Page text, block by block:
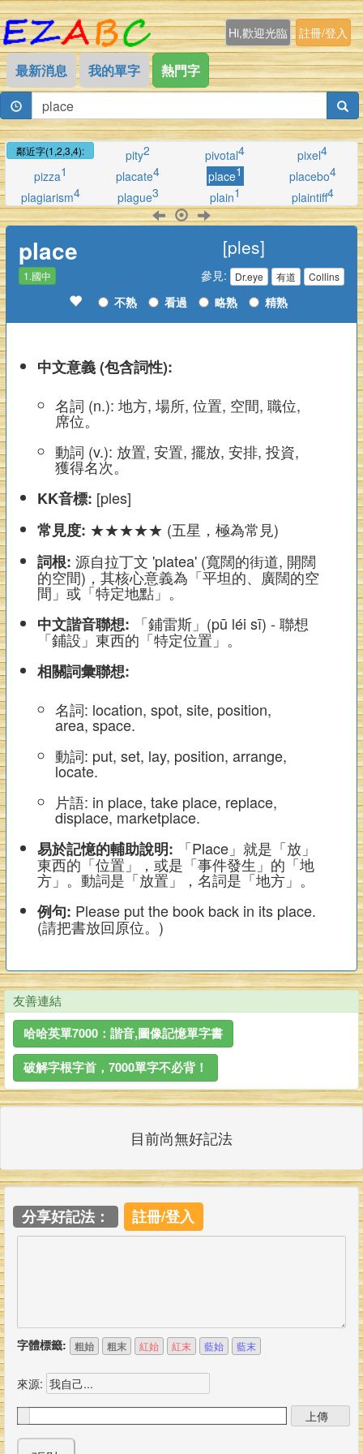
Hi,歡迎光臨 註冊/登入
最新消息 我的單字 熱門字
鄰近字(1,2,3,4): pity2 pivotal4 pixel4
pizza1 placate4 place1 placebo4
plagiarism4 plague3 plain1 plaintiff4
place [ples]
1.國中 參見: Dr.eye 有道 Collins
不熟 看過 略熟 精熟
中文意義 (包含詞性):
名詞 (n.): 地方, 場所, 位置, 空間, 職位,
席位。
動詞 (v.): 放置, 安置, 擺放, 安排, 投資,
獲得名次。
KK音標: [ples]
常見度: ★★★★★ (五星，極為常見)
詞根: 源自拉丁文 'platea' (寬闊的街道, 開闊
的空間)，其核心意義為「平坦的、廣闊的空
間」或「特定地點」。
中文諧音聯想: 「鋪雷斯」(pū léi sī) - 聯想
「鋪設」東西的「特定位置」。
相關詞彙聯想:
名詞: location, spot, site, position,
area, space.
動詞: put, set, lay, position, arrange,
locate.
片語: in place, take place, replace,
displace, marketplace.
易於記憶的輔助說明: 「Place」就是「放」
東西的「位置」，或是「事件發生」的「地
方」。動詞是「放置」，名詞是「地方」。
例句: Please put the book back in its place.
(請把書放回原位。)
友善連結
哈哈英單7000：諧音,圖像記憶單字書
破解字根字首，7000單字不必背！
目前尚無好記法
分享好記法： 註冊/登入
字體標籤: 粗始 粗末 紅始 紅末 藍始 藍末
來源: